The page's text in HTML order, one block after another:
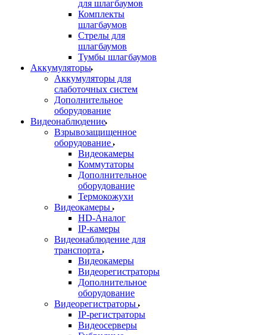
для шлагбаумов
Комплекты
шлагбаумов
Стрелы для
шлагбаумов
Тумбы шлагбаумов
Аккумуляторы
Аккумуляторы для
слаботочных систем
Дополнительное
оборудование
Видеонаблюдение
Взрывозащищенное
оборудование
Видеокамеры
Коммутаторы
Дополнительное
оборудование
Термокожухи
Видеокамеры
HD-Аналог
IP-камеры
Видеонаблюдение для
транспорта
Видеокамеры
Видеорегистраторы
Дополнительное
оборудование
Видеорегистраторы
IP-регистраторы
Видеосерверы